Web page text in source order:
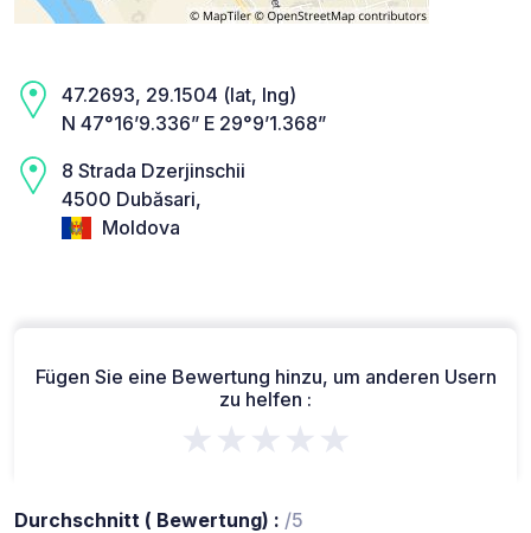
47.2693, 29.1504 (lat, lng)
N 47°16’9.336” E 29°9’1.368”
8 Strada Dzerjinschii
4500 Dubăsari,
Moldova
Fügen Sie eine Bewertung hinzu, um anderen Usern
zu helfen :
★★★★★
Durchschnitt ( Bewertung) : /5